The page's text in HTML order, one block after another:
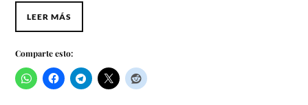
LEER MÁS
Comparte esto: